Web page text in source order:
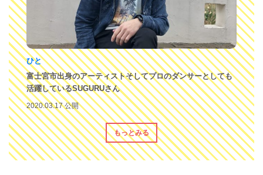
ひと
富士宮市出身のアーティストそしてプロのダンサーとしても
活躍しているSUGURUさん
2020.03.17 公開
もっとみる